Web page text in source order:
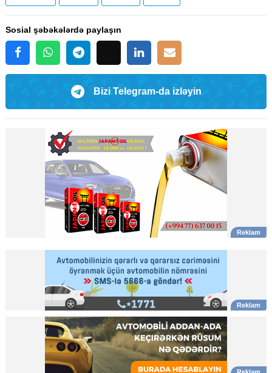
Sosial şəbəkələrdə paylaşın
Bizi Telegram-da izləyin